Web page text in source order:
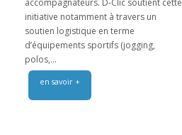
accompagnateurs. D-Clic soutient cette
initiative notamment à travers un
soutien logistique en terme
d’équipements sportifs (jogging,
polos,...
en savoir +